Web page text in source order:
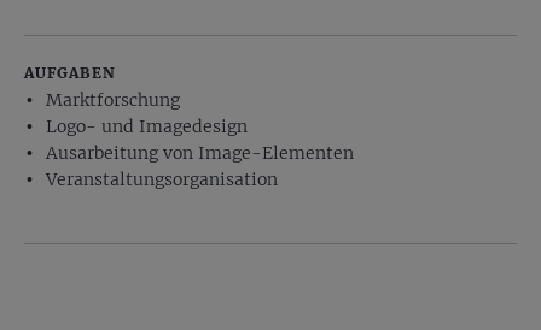
AUFGABEN
Marktforschung
Logo- und Imagedesign
Ausarbeitung von Image-Elementen
Veranstaltungsorganisation